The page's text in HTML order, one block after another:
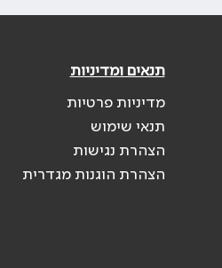
תנאים ומדיניות
מדיניות פרטיות
תנאי שימוש
הצהרת נגישות
הצהרת הוגנות מגדרית